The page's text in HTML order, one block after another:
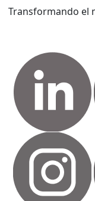
Transformando el